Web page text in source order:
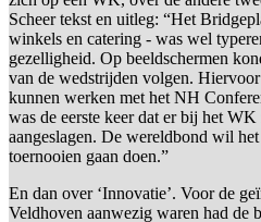
Scheer tekst en uitleg: “Het
winkels en catering - was wel
gezelligheid. Op beeldschermen
van de wedstrijden volgen.
kunnen werken met het NH
was de eerste keer dat er bij het
aangeslagen. De wereldbond wil
toernooien gaan doen.”
En dan over ‘Innovatie’. Voor de
Veldhoven aanwezig waren had de